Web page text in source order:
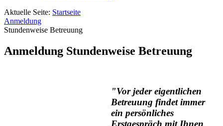
Aktuelle Seite: Startseite
Anmeldung
Stundenweise Betreuung
Anmeldung Stundenweise Betreuung
"Vor jeder eigentlichen
Betreuung findet immer
ein persönliches
Erstgespräch mit Ihnen